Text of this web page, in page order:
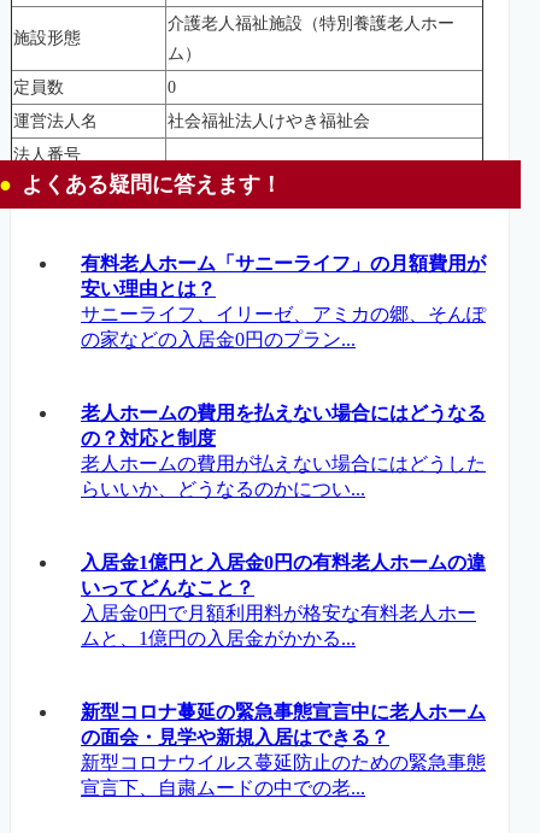
施設形態
介護老人福祉施設（特別養護老人ホー
ム）
定員数
0
運営法人名
社会福祉法人けやき福祉会
法人番号
よくある疑問に答えます！
有料老人ホーム「サニーライフ」の月額費用が
安い理由とは？
サニーライフ、イリーゼ、アミカの郷、そんぽ
の家などの入居金0円のプラン...
老人ホームの費用を払えない場合にはどうなる
の？対応と制度
老人ホームの費用が払えない場合にはどうした
らいいか、どうなるのかについ...
入居金1億円と入居金0円の有料老人ホームの違
いってどんなこと？
入居金0円で月額利用料が格安な有料老人ホー
ムと、1億円の入居金がかかる...
新型コロナ蔓延の緊急事態宣言中に老人ホーム
の面会・見学や新規入居はできる？
新型コロナウイルス蔓延防止のための緊急事態
宣言下、自粛ムードの中での老...